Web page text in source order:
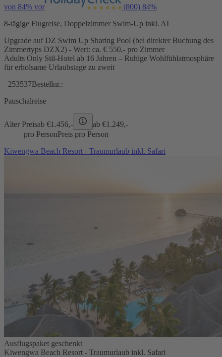
von 84% vor (800) 84%
8-tägige Flugreise, Doppelzimmer Swim-Up inkl. AI
Upgrade auf DZ Swim Up Sharing Pool (bei direkter Buchung des
Zimmertyps DZX2) - Wert: ca. € 550,- pro Zimmer
Adults Only Stil-Hotel ab 16 Jahren – Ruhige Wohlfühlatmosphäre
für erholsame Urlaubstage zu zweit
253537Bestellnr.:
Pauschalreise
Alter Preisab €1.456,- ab €1.249,-
pro PersonPreis pro Person
Kiwengwa Beach Resort - Traumurlaub inkl. Safari
Ausflugspaket geschenkt
Kiwengwa Beach Resort - Traumurlaub inkl. Safari